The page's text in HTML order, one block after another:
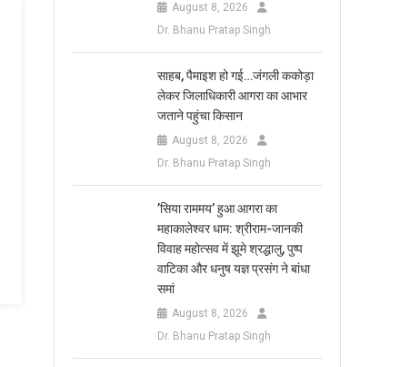
August 8, 2026
Dr. Bhanu Pratap Singh
साहब, पैमाइश हो गई…जंगली ककोड़ा
लेकर जिलाधिकारी आगरा का आभार
जताने पहुंचा किसान
August 8, 2026
Dr. Bhanu Pratap Singh
​’सिया राममय’ हुआ आगरा का
महाकालेश्वर धाम: श्रीराम-जानकी
विवाह महोत्सव में झूमे श्रद्धालु, पुष्प
वाटिका और धनुष यज्ञ प्रसंग ने बांधा
समां
August 8, 2026
Dr. Bhanu Pratap Singh